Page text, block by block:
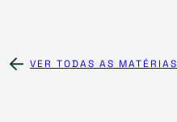
VER TODAS AS MATÉRIAS